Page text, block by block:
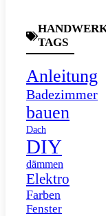
TAGS
Anleitung
Badezimmer
bauen
Dach
DIY
dämmen
Elektro
Farben
Fenster